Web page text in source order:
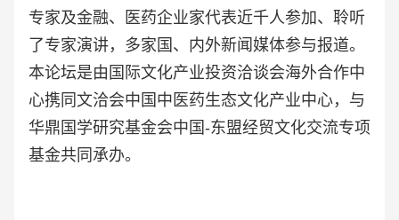
专家及金融、医药企业家代表近千人参加、聆听
了专家演讲，多家国、内外新闻媒体参与报道。
本论坛是由国际文化产业投资洽谈会海外合作中
心携同文洽会中国中医药生态文化产业中心，与
华鼎国学研究基金会中国-东盟经贸文化交流专项
基金共同承办。